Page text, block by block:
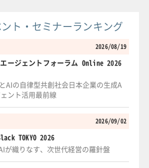
ト・セミナーランキング
2026/08/19
ージェントフォーラム Online 2026
AIの自律型共創社会日本企業の生成A
ント活用最前線
2026/09/02
TOKYO 2026
が織りなす、次世代経営の羅針盤